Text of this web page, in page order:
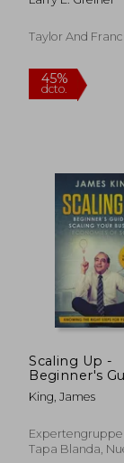
dcto.
professionals
Taylor And
Scaling Up -
Beginner's
Scaling Your
Economies of
steps for
business
King, James
Expertengruppe
Tapa Blanda,